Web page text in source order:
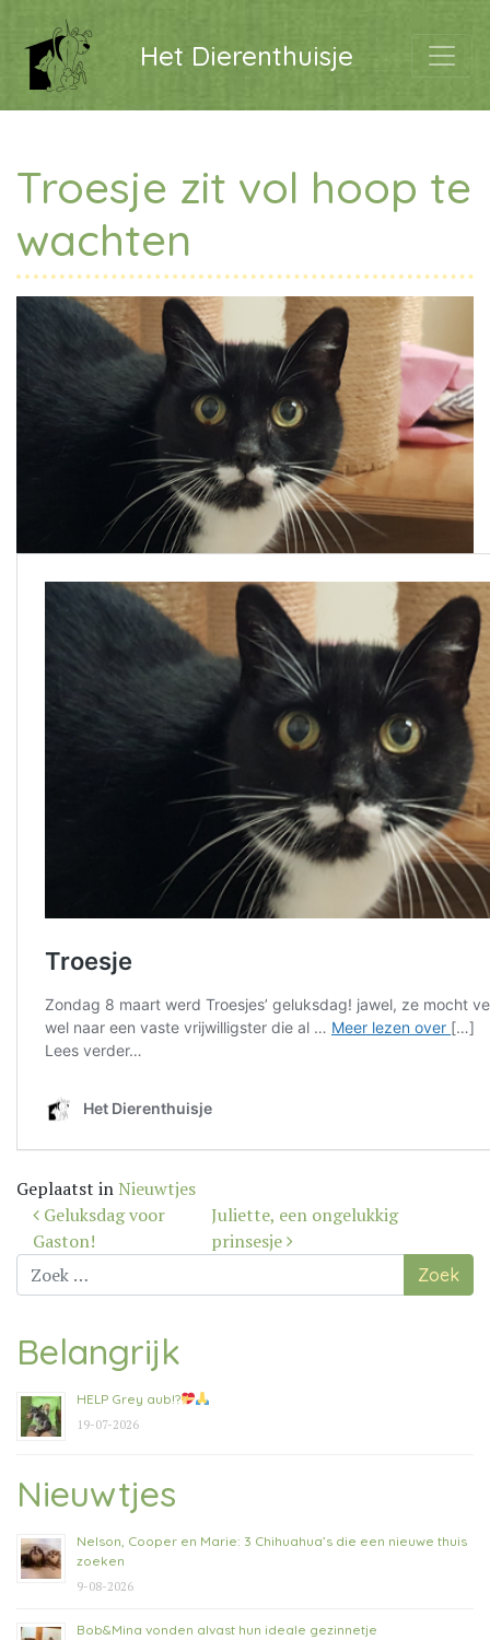
Het Dierenthuisje
Troesje zit vol hoop te
wachten
Geplaatst in Nieuwtjes
Bericht
navigatie
Geluksdag voor
Gaston!
Juliette, een ongelukkig
prinsesje
Zoek
naar:
Belangrijk
HELP Grey aub!?
19-07-2026
Nieuwtjes
Nelson, Cooper en Marie: 3 Chihuahua’s die een nieuwe thuis
zoeken
9-08-2026
Bob&Mina vonden alvast hun ideale gezinnetje